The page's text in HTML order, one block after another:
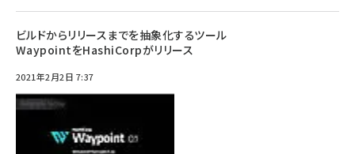
ビルドからリリースまでを抽象化するツール
WaypointをHashiCorpがリリース
2021年2月2日 7:37